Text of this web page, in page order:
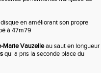
en améliorant son propre
à 47m79
Marie Vauzelleau saut en longueur
qui a pris la seconde place du